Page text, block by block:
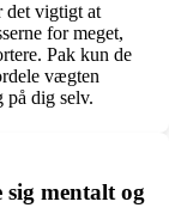
det vigtigt at
for meget,
Pak kun de
vægten
på dig selv.
mentalt og